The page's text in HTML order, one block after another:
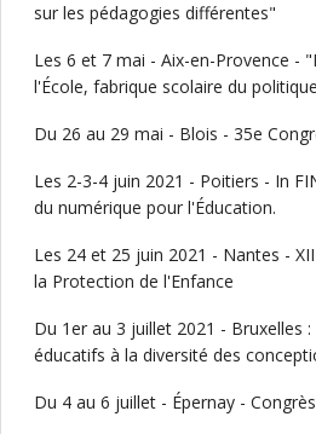
sur les pédagogies différentes"
Les 6 et 7 mai - Aix-en-Provence -
l'École, fabrique scolaire du
Du 26 au 29 mai - Blois - 35e
Les 2-3-4 juin 2021 - Poitiers - In
du numérique pour l'Éducation.
Les 24 et 25 juin 2021 - Nantes -
la Protection de l'Enfance
Du 1er au 3 juillet 2021 - Bruxelles
éducatifs à la diversité des
Du 4 au 6 juillet - Épernay -